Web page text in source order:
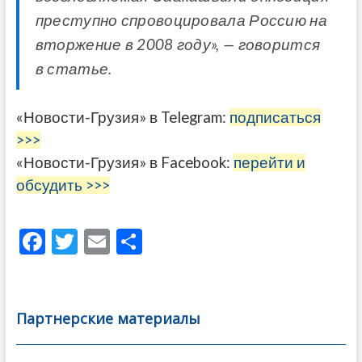
преступно спровоцировала Россию на
вторжение в 2008 году», — говорится
в статье.
«Новости-Грузия» в Telegram: подписаться
>>>
«Новости-Грузия» в Facebook: перейти и
обсудить >>>
F
b
o
T
er
E
l
О
а
в
Партнерские материалы